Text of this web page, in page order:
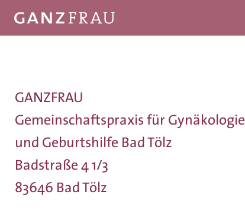
GANZFRAU
Gemeinschaftspraxis für Gynäkologie
und Geburtshilfe Bad Tölz
Badstraße 4 1/3
83646 Bad Tölz